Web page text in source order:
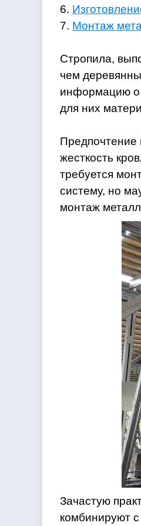
6.
7. Монтаж
Стропила,
чем
информацию о
для них
Предпочтение
жесткость
требуется
систему, но
монтаж
Зачастую
комбинируют